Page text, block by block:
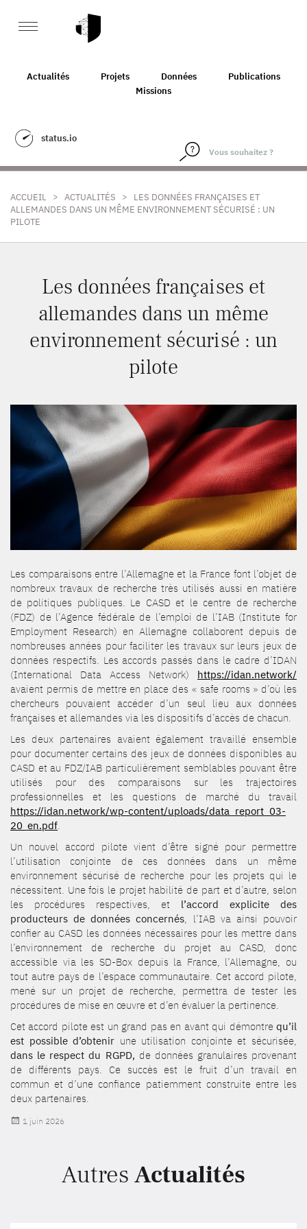
Actualités Projets Données
Publications
Missions
status.io
ACCUEIL > ACTUALITÉS >
LES DONNÉES FRANÇAISES ET
ALLEMANDES DANS UN MÊME ENVIRONNEMENT SÉCURISÉ : UN
PILOTE
Les données françaises et
allemandes dans un même
environnement sécurisé : un
pilote
Les comparaisons entre l’Allemagne et la France font l’objet de
nombreux travaux de recherche très utilisés aussi en matière
de politiques publiques. Le CASD et le centre de recherche
(FDZ) de l’Agence fédérale de l’emploi de l’IAB (Institute for
Employment Research) en Allemagne collaborent depuis de
nombreuses années pour faciliter les travaux sur leurs jeux de
données respectifs. Les accords passés dans le cadre d’IDAN
(International Data Access Network) https://idan.network/
avaient permis de mettre en place des « safe rooms » d’où les
chercheurs pouvaient accéder d’un seul lieu aux données
françaises et allemandes via les dispositifs d’accès de chacun.
Les deux partenaires avaient également travaillé ensemble
pour documenter certains des jeux de données disponibles au
CASD et au FDZ/IAB particulièrement semblables pouvant être
utilisés pour des comparaisons sur les trajectoires
professionnelles et les questions de marché du travail
https://idan.network/wp-content/uploads/data_report_03-
20_en.pdf.
Un nouvel accord pilote vient d’être signé pour permettre
l’utilisation conjointe de ces données dans un même
environnement sécurisé de recherche pour les projets qui le
nécessitent. Une fois le projet habilité de part et d’autre, selon
les procédures respectives, et l’accord explicite des
producteurs de données concernés, l’IAB va ainsi pouvoir
confier au CASD les données nécessaires pour les mettre dans
l’environnement de recherche du projet au CASD, donc
accessible via les SD-Box depuis la France, l’Allemagne, ou
tout autre pays de l’espace communautaire. Cet accord pilote,
mené sur un projet de recherche, permettra de tester les
procédures de mise en œuvre et d’en évaluer la pertinence.
Cet accord pilote est un grand pas en avant qui démontre qu’il
est possible d’obtenir une utilisation conjointe et sécurisée,
dans le respect du RGPD, de données granulaires provenant
de différents pays. Ce succès est le fruit d’un travail en
commun et d’une confiance patiemment construite entre les
deux partenaires.
Publié
1 juin 2026
Autres Actualités